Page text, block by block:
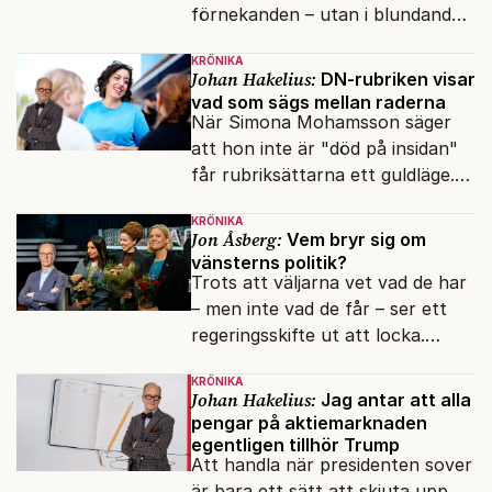
förnekanden – utan i blundandet
fokusförflyttningen.
KRÖNIKA
Johan Hakelius: DN-rubriken visar
vad som sägs mellan raderna
När Simona Mohamsson säger
att hon inte är "död på insidan"
får rubriksättarna ett guldläge.
moraliskt samförstånd till
läsarna.
KRÖNIKA
Jon Åsberg: Vem bryr sig om
vänsterns politik?
Trots att väljarna vet vad de har
– men inte vad de får – ser ett
regeringsskifte ut att locka.
KRÖNIKA
Johan Hakelius: Jag antar att alla
pengar på aktiemarknaden
egentligen tillhör Trump
Att handla när presidenten sover